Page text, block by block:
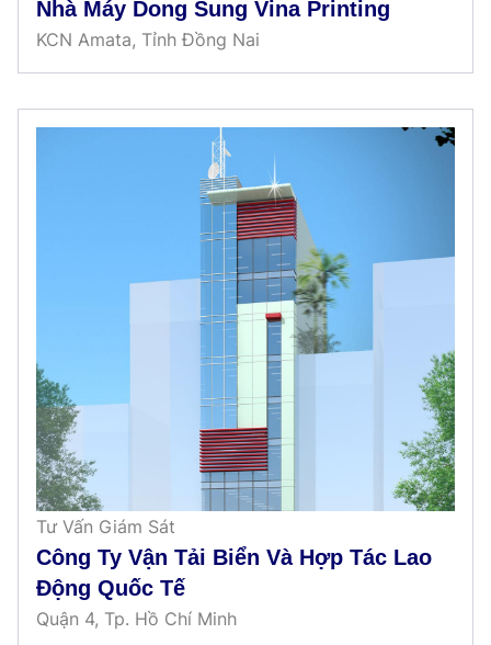
Nhà Máy Dong Sung Vina Printing
KCN Amata, Tỉnh Đồng Nai
Tư Vấn Giám Sát
Công Ty Vận Tải Biển Và Hợp Tác Lao
Động Quốc Tế
Quận 4, Tp. Hồ Chí Minh